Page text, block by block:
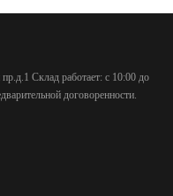
Склад работает: с 10:00 до
договоренности.